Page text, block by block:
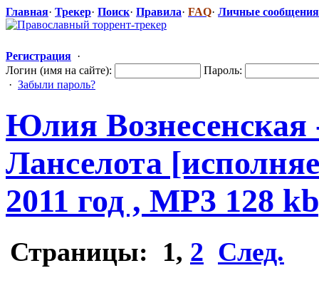
Главная· Трекер· Поиск· Правила· FAQ· Личные сообщения
Регистрация ·
Логин (имя на сайте):
Пароль:
· Забыли пароль?
Юлия Вознесенская
Ланселота
2011 год , MP3 128
Страницы: 1, 2 След.